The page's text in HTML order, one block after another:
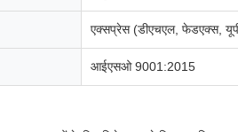
एक्सप्रेस (डीएचएल, फेडएक्स,
आईएसओ 9001:2015